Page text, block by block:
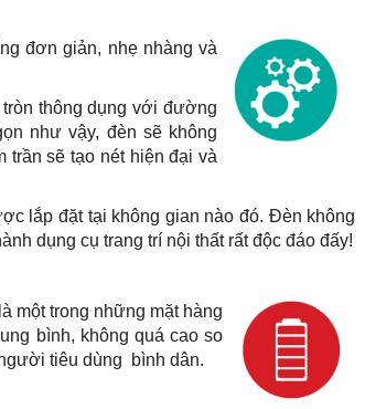
đơn giản, nhẹ nhàng và
thông dụng với đường
như vậy, đèn sẽ không
trần sẽ tạo nét hiện đại và
lắp đặt tại không gian nào đó. Đèn không
dụng cụ trang trí nội thất rất độc đáo đấy!
một trong những mặt hàng
bình, không quá cao so
tiêu dùng bình dân.